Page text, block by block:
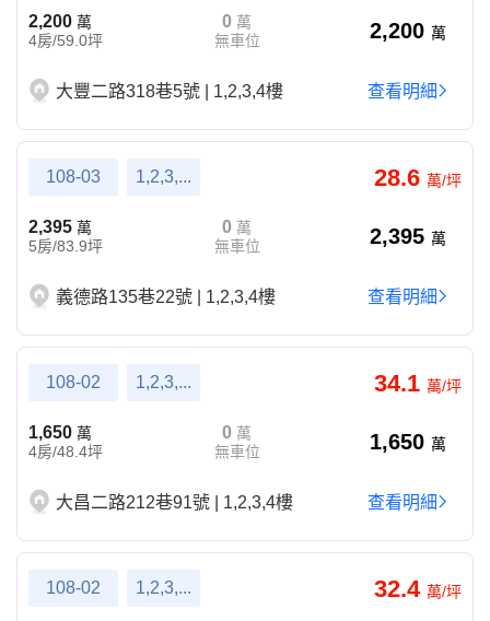
2,200 萬
4房/59.0坪
0 萬
無車位
2,200 萬
大豐二路318巷5號 | 1,2,3,4樓 查看明細
108-03 1,2,3,... 28.6 萬/坪
2,395 萬
5房/83.9坪
0 萬
無車位
2,395 萬
義德路135巷22號 | 1,2,3,4樓 查看明細
108-02 1,2,3,... 34.1 萬/坪
1,650 萬
4房/48.4坪
0 萬
無車位
1,650 萬
大昌二路212巷91號 | 1,2,3,4樓 查看明細
108-02 1,2,3,... 32.4 萬/坪